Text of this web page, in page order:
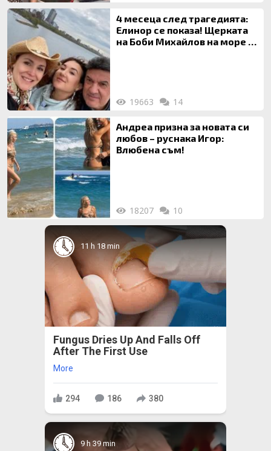
4 месеца след трагедията:
Елинор се показа! Щерката
на Боби Михайлов на море с
19663 14
Андреа призна за новата си
любов – руснака Игор:
Влюбена съм!
18207 10
11 h 18 min
Fungus Dries Up And Falls Off
After The First Use
More
294 186 380
9 h 39 min